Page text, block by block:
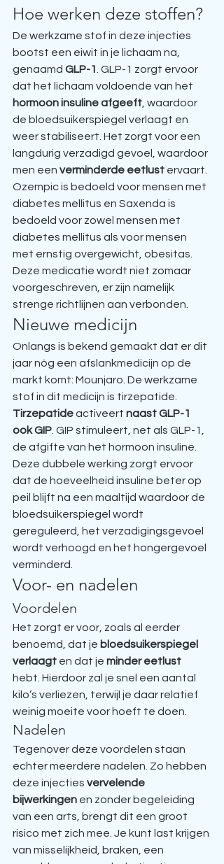
Hoe werken deze stoffen?
De werkzame stof in deze injecties
bootst een eiwit in je lichaam na,
genaamd GLP-1. GLP-1 zorgt ervoor
dat het lichaam voldoende van het
hormoon insuline afgeeft, waardoor
de bloedsuikerspiegel verlaagt en
weer stabiliseert. Het zorgt voor een
langdurig verzadigd gevoel, waardoor
men een verminderde eetlust ervaart.
Ozempic is bedoeld voor mensen met
diabetes mellitus en Saxenda is
bedoeld voor zowel mensen met
diabetes mellitus als voor mensen
met ernstig overgewicht, obesitas.
Deze medicatie wordt niet zomaar
voorgeschreven, er zijn namelijk
strenge richtlijnen aan verbonden.
Nieuwe medicijn
Onlangs is bekend gemaakt dat er dit
jaar nóg een afslankmedicijn op de
markt komt: Mounjaro. De werkzame
stof in dit medicijn is tirzepatide.
Tirzepatide activeert naast GLP-1
ook GIP. GIP stimuleert, net als GLP-1,
de afgifte van het hormoon insuline.
Deze dubbele werking zorgt ervoor
dat de hoeveelheid insuline beter op
peil blijft na een maaltijd waardoor de
bloedsuikerspiegel wordt
gereguleerd, het verzadigingsgevoel
wordt verhoogd en het hongergevoel
verminderd.
Voor- en nadelen
Voordelen
Het zorgt er voor, zoals al eerder
benoemd, dat je bloedsuikerspiegel
verlaagt en dat je minder eetlust
hebt. Hierdoor zal je snel een aantal
kilo’s verliezen, terwijl je daar relatief
weinig moeite voor hoeft te doen.
Nadelen
Tegenover deze voordelen staan
echter meerdere nadelen. Zo hebben
deze injecties vervelende
bijwerkingen en zonder begeleiding
van een arts, brengt dit een groot
risico met zich mee. Je kunt last krijgen
van misselijkheid, braken, een